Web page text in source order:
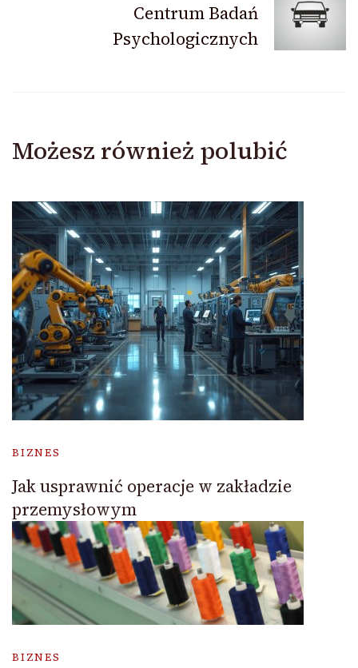
Centrum Badań
Psychologicznych
Możesz również polubić
BIZNES
Jak usprawnić operacje w zakładzie
przemysłowym
BIZNES